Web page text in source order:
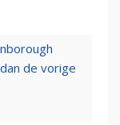
de vorige